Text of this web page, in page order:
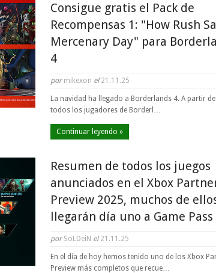
Consigue gratis el Pack de
Recompensas 1: "How Rush
Mercenary Day" para
4
por mikexon el21.11.25
La navidad ha llegado a Borderlands 4. A partir
todos los jugadores de Borderl…
Continuar leyendo »
Resumen de todos los juegos
anunciados en el Xbox
Preview 2025, muchos de
llegarán día uno a Game Pass
por SoLDeiN el21.11.25
En el día de hoy hemos tenido uno de los Xbox
Preview más completos que recue…